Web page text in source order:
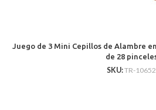
Juego de 3 Mini Cepillos de Alambre
de 28
SKU:TR-10652